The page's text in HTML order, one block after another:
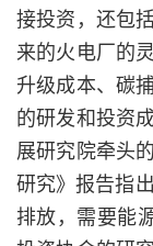
接投资，还包
来的火电厂的
升级成本、碳
的研发和投资
展研究院牵头
研究》报告指
排放，需要能